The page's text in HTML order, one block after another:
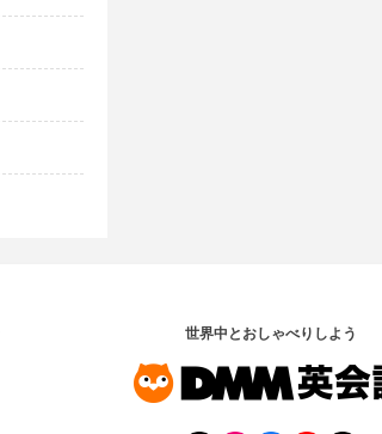
世界中とおしゃべりしよう